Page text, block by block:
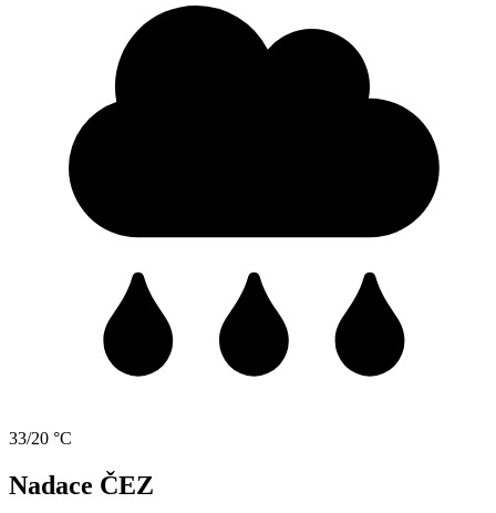
33/20 °C
Nadace ČEZ